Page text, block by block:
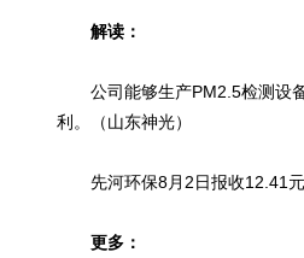
解读：
公司能够生产PM2.5检测设备
利。（山东神光）
先河环保8月2日报收12.41元
更多：